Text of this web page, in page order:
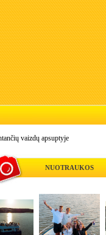
vaizdų apsuptyje
NUOTRAUKOS